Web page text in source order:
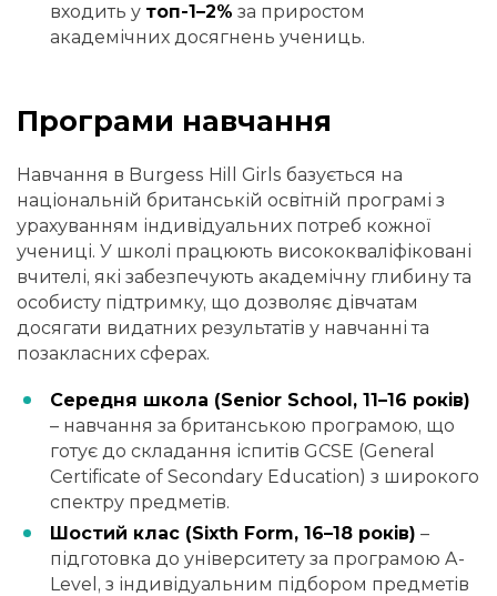
входить у топ-1–2% за приростом
академічних досягнень учениць.
Програми навчання
Навчання в Burgess Hill Girls базується на
національній британській освітній програмі з
урахуванням індивідуальних потреб кожної
учениці. У школі працюють висококваліфіковані
вчителі, які забезпечують академічну глибину та
особисту підтримку, що дозволяє дівчатам
досягати видатних результатів у навчанні та
позакласних сферах.
Середня школа (Senior School, 11–16 років)
– навчання за британською програмою, що
готує до складання іспитів GCSE (General
Certificate of Secondary Education) з широкого
спектру предметів.
Шостий клас (Sixth Form, 16–18 років) –
підготовка до університету за програмою A-
Level, з індивідуальним підбором предметів